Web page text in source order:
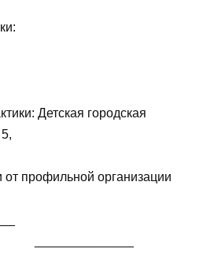
Детская городская
от профильной организации